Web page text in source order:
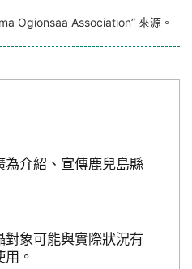
Ogionsaa Association” 來源。
介紹、宣傳鹿兒島縣
對象可能與實際狀況有
。